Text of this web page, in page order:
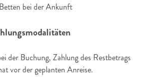
bei der Ankunft
der Buchung, Zahlung des Restbetrags
vor der geplanten Anreise.